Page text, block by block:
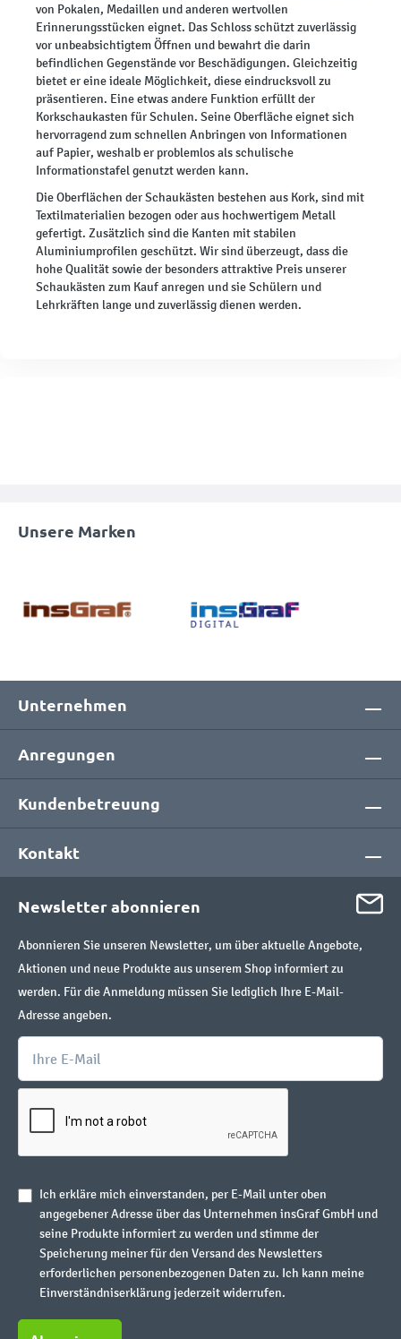
von Pokalen, Medaillen und anderen wertvollen
Erinnerungsstücken eignet. Das Schloss schützt zuverlässig
vor unbeabsichtigtem Öffnen und bewahrt die darin
befindlichen Gegenstände vor Beschädigungen. Gleichzeitig
bietet er eine ideale Möglichkeit, diese eindrucksvoll zu
präsentieren. Eine etwas andere Funktion erfüllt der
Korkschaukasten für Schulen. Seine Oberfläche eignet sich
hervorragend zum schnellen Anbringen von Informationen
auf Papier, weshalb er problemlos als schulische
Informationstafel genutzt werden kann.
Die Oberflächen der Schaukästen bestehen aus Kork, sind mit
Textilmaterialien bezogen oder aus hochwertigem Metall
gefertigt. Zusätzlich sind die Kanten mit stabilen
Aluminiumprofilen geschützt. Wir sind überzeugt, dass die
hohe Qualität sowie der besonders attraktive Preis unserer
Schaukästen zum Kauf anregen und sie Schülern und
Lehrkräften lange und zuverlässig dienen werden.
Unsere Marken
Unternehmen
Anregungen
Kundenbetreuung
Kontakt
Newsletter abonnieren
Abonnieren Sie unseren Newsletter, um über aktuelle Angebote,
Aktionen und neue Produkte aus unserem Shop informiert zu
werden. Für die Anmeldung müssen Sie lediglich Ihre E-Mail-
Adresse angeben.
Ich erkläre mich einverstanden, per E-Mail unter oben
angegebener Adresse über das Unternehmen insGraf GmbH und
seine Produkte informiert zu werden und stimme der
Speicherung meiner für den Versand des Newsletters
erforderlichen personenbezogenen Daten zu. Ich kann meine
Einverständniserklärung jederzeit widerrufen.